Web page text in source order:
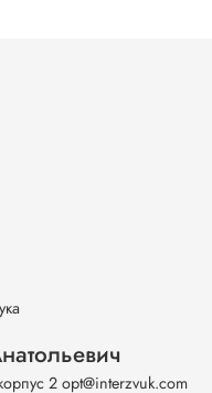
2 opt@interzvuk.com